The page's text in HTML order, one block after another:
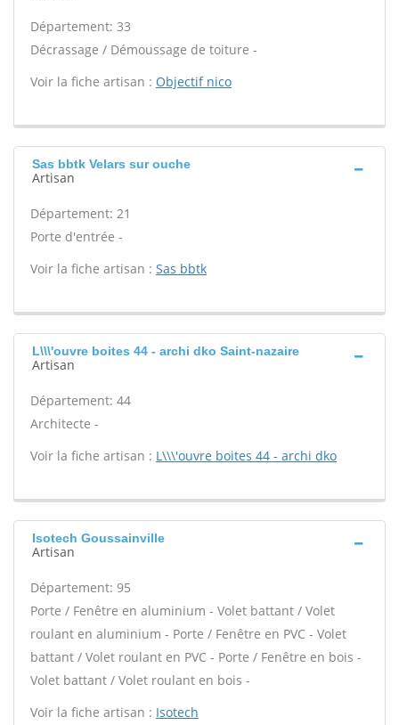
Département: 33
Décrassage / Démoussage de toiture -
Voir la fiche artisan : Objectif nico
Sas bbtk Velars sur ouche
Artisan
Département: 21
Porte d'entrée -
Voir la fiche artisan : Sas bbtk
L\\\'ouvre boites 44 - archi dko Saint-nazaire
Artisan
Département: 44
Architecte -
Voir la fiche artisan : L\\\'ouvre boites 44 - archi dko
Isotech Goussainville
Artisan
Département: 95
Porte / Fenêtre en aluminium - Volet battant / Volet
roulant en aluminium - Porte / Fenêtre en PVC - Volet
battant / Volet roulant en PVC - Porte / Fenêtre en bois -
Volet battant / Volet roulant en bois -
Voir la fiche artisan : Isotech